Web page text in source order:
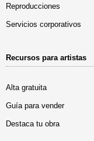
Reproducciones
Servicios corporativos
Recursos para artistas
Alta gratuita
Guía para vender
Destaca tu obra